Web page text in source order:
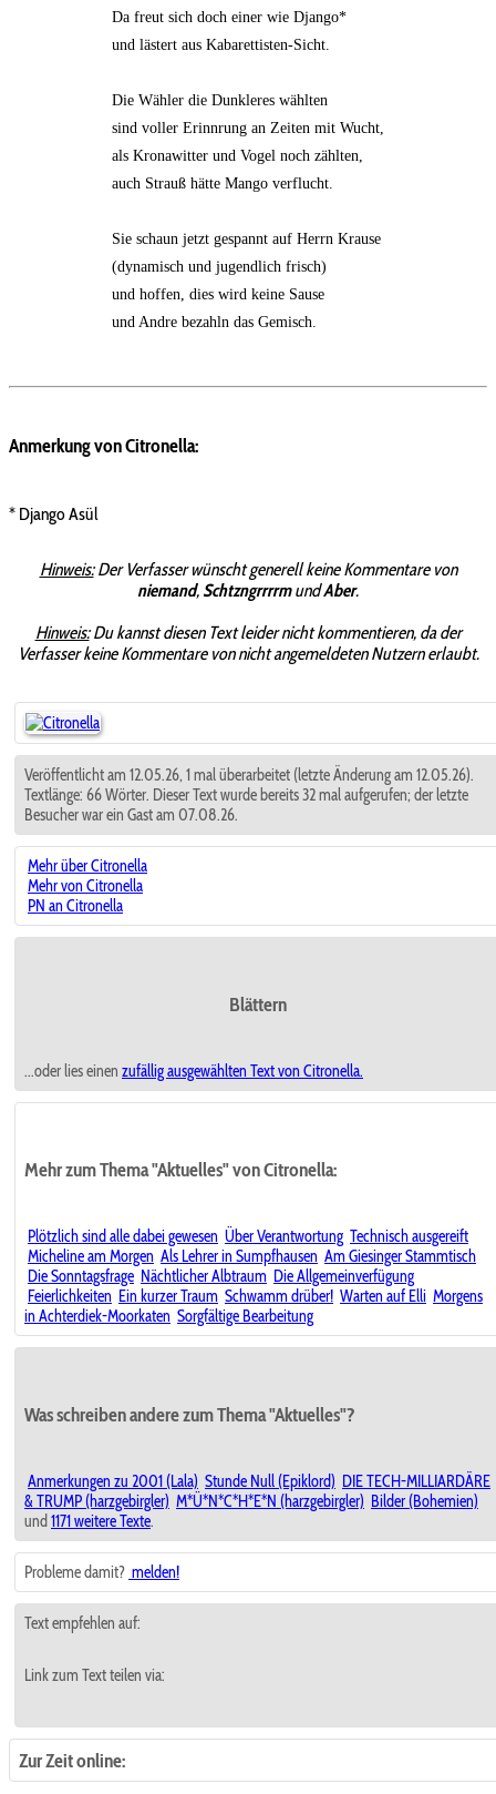
Da freut sich doch einer wie Django*
und lästert aus Kabarettisten-Sicht.
Die Wähler die Dunkleres wählten
sind voller Erinnrung an Zeiten mit Wucht,
als Kronawitter und Vogel noch zählten,
auch Strauß hätte Mango verflucht.
Sie schaun jetzt gespannt auf Herrn Krause
(dynamisch und jugendlich frisch)
und hoffen, dies wird keine Sause
und Andre bezahln das Gemisch.
Anmerkung von Citronella:
* Django Asül
Hinweis:Der Verfasser wünscht generell keine Kommentare von
niemand, SchtzngrrrrmundAber.
Hinweis:Du kannst diesen Text leider nicht kommentieren, da der
Verfasser keine Kommentare von nicht angemeldeten Nutzern erlaubt.
Veröffentlicht am 12.05.26, 1 mal überarbeitet (letzte Änderung am 12.05.26).
Textlänge: 66 Wörter. Dieser Text wurde bereits 32 mal aufgerufen; der letzte
Besucher war ein Gast am 07.08.26.
Mehr über Citronella
Mehr von Citronella
PN an Citronella
Blättern
...oder lies einen zufällig ausgewählten Text von Citronella.
Mehr zum Thema "Aktuelles" von Citronella:
Plötzlich sind alle dabei gewesen Über Verantwortung Technisch ausgereift
Micheline am Morgen Als Lehrer in Sumpfhausen Am Giesinger Stammtisch
Die Sonntagsfrage Nächtlicher Albtraum Die Allgemeinverfügung
Feierlichkeiten Ein kurzer Traum Schwamm drüber! Warten auf Elli Morgens
in Achterdiek-Moorkaten Sorgfältige Bearbeitung
Was schreiben andere zum Thema "Aktuelles"?
Anmerkungen zu 2001 (Lala) Stunde Null (Epiklord) DIE TECH-MILLIARDÄRE
& TRUMP (harzgebirgler) M*Ü*N*C*H*E*N (harzgebirgler) Bilder (Bohemien)
und 1171 weitere Texte.
Probleme damit? melden!
Text empfehlen auf:
Link zum Text teilen via:
Zur Zeit online: